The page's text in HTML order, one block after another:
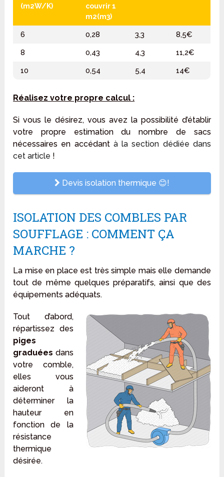
(m2W/K)
couvrir 1
m2(m3)
6 0,28 3,3
8,5€
8
0,43 4,3
11,2€
10
0,54 5,4 14€
Réalisez votre propre calcul :
Si vous le désirez, vous avez la possibilité d’établir
votre propre estimation du nombre de sacs
nécessaires en accédant à la section dédiée dans
cet article !
Devis isolation thermique 😊!
ISOLATION DES COMBLES PAR
SOUFFLAGE : COMMENT ÇA
MARCHE ?
La mise en place est très simple mais elle demande
tout de même quelques préparatifs, ainsi que des
équipements adéquats.
Tout d’abord,
répartissez des
piges
graduées dans
votre comble,
elles vous
aideront à
déterminer la
hauteur en
fonction de la
résistance
thermique
désirée.